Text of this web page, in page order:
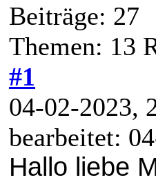
Beiträge: 27
Themen: 13
#1
04-02-2023,
bearbeitet:
Hallo liebe